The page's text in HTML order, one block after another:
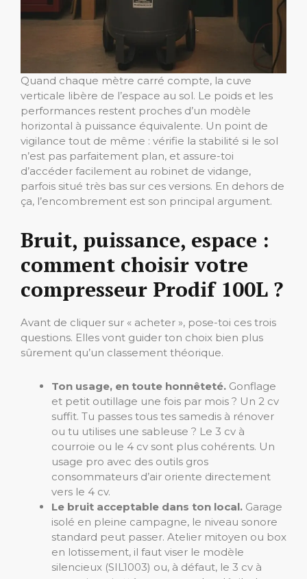
Quand chaque mètre carré compte, la cuve
verticale libère de l’espace au sol. Le poids et les
performances restent proches d’un modèle
horizontal à puissance équivalente. Un point de
vigilance tout de même : vérifie la stabilité si le sol
n’est pas parfaitement plan, et assure-toi
d’accéder facilement au robinet de vidange,
parfois situé très bas sur ces versions. En dehors de
ça, l’encombrement est son principal argument.
Bruit, puissance, espace :
comment choisir votre
compresseur Prodif 100L ?
Avant de cliquer sur « acheter », pose-toi ces trois
questions. Elles vont guider ton choix bien plus
sûrement qu’un classement théorique.
Ton usage, en toute honnêteté. Gonflage
et petit outillage une fois par mois ? Un 2 cv
suffit. Tu passes tous tes samedis à rénover
ou tu utilises une sableuse ? Le 3 cv à
courroie ou le 4 cv sont plus cohérents. Un
usage pro avec des outils gros
consommateurs d’air oriente directement
vers le 4 cv.
Le bruit acceptable dans ton local. Garage
isolé en pleine campagne, le niveau sonore
standard peut passer. Atelier mitoyen ou box
en lotissement, il faut viser le modèle
silencieux (SIL1003) ou, à défaut, le 3 cv à